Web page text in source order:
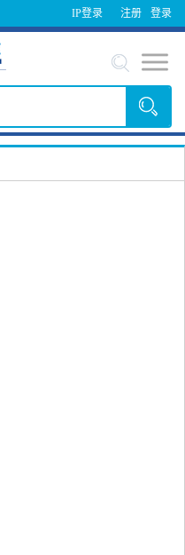
IP登录 登录
注册